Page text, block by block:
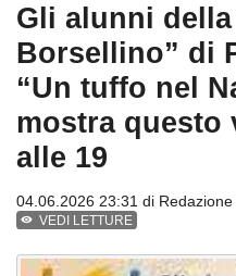
Gli alunni
Borsellino” di
“Un tuffo nel
mostra questo
alle 19
04.06.2026 23:31 di
VEDI LETTURE